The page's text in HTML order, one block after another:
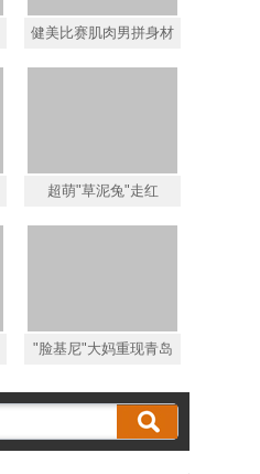
健美比赛肌肉男拼身材
超萌"草泥兔"走红
"脸基尼"大妈重现青岛